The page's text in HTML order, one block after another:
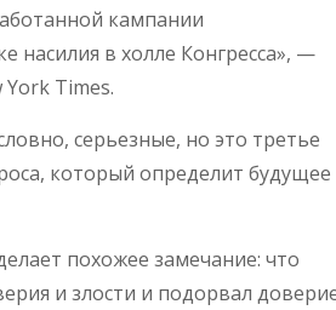
кампании
насилия в холле Конгресса», —
Times.
серьезные, но это третье
который определит будущее
похожее замечание: что
и злости и подорвал